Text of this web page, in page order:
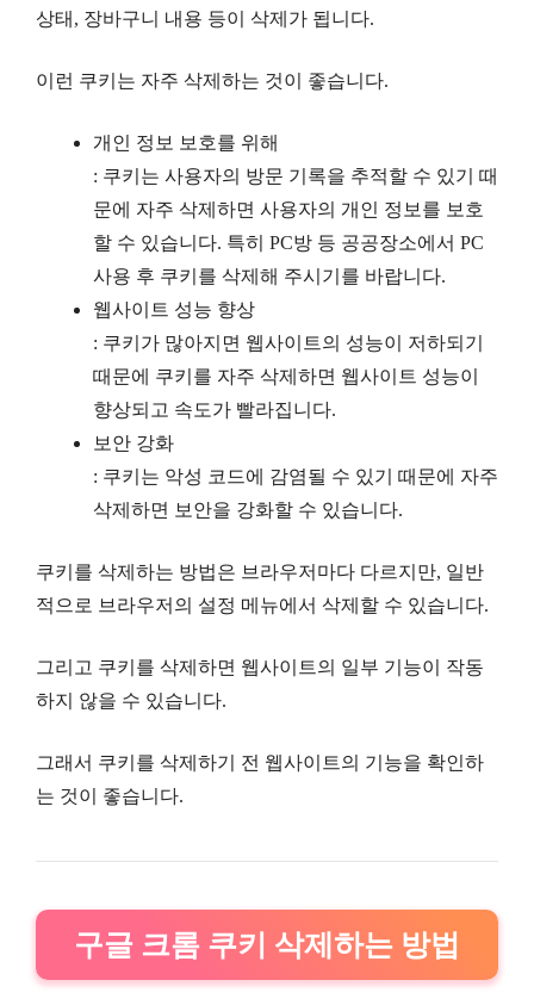
상태, 장바구니 내용 등이 삭제가 됩니다.
이런 쿠키는 자주 삭제하는 것이 좋습니다.
개인 정보 보호를 위해
: 쿠키는 사용자의 방문 기록을 추적할 수 있기 때
문에 자주 삭제하면 사용자의 개인 정보를 보호
할 수 있습니다. 특히 PC방 등 공공장소에서 PC
사용 후 쿠키를 삭제해 주시기를 바랍니다.
웹사이트 성능 향상
: 쿠키가 많아지면 웹사이트의 성능이 저하되기
때문에 쿠키를 자주 삭제하면 웹사이트 성능이
향상되고 속도가 빨라집니다.
보안 강화
: 쿠키는 악성 코드에 감염될 수 있기 때문에 자주
삭제하면 보안을 강화할 수 있습니다.
쿠키를 삭제하는 방법은 브라우저마다 다르지만, 일반
적으로 브라우저의 설정 메뉴에서 삭제할 수 있습니다.
그리고 쿠키를 삭제하면 웹사이트의 일부 기능이 작동
하지 않을 수 있습니다.
그래서 쿠키를 삭제하기 전 웹사이트의 기능을 확인하
는 것이 좋습니다.
구글 크롬 쿠키 삭제하는 방법